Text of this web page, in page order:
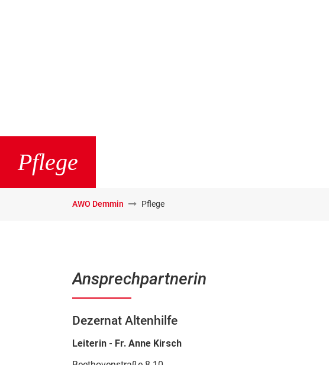
Pflege
AWO Demmin Pflege
Ansprechpartnerin
Dezernat Altenhilfe
Leiterin - Fr. Anne Kirsch